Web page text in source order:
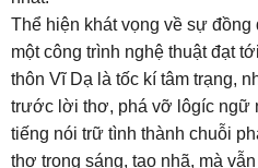
Thể hiện khát vọng về sự
một công trình nghệ thuật đạt
thôn Vĩ Dạ là tốc kí tâm trạng,
trước lời thơ, phá vỡ lôgíc ngữ
tiếng nói trữ tình thành chuỗi
thơ trong sáng, tao nhã, mà